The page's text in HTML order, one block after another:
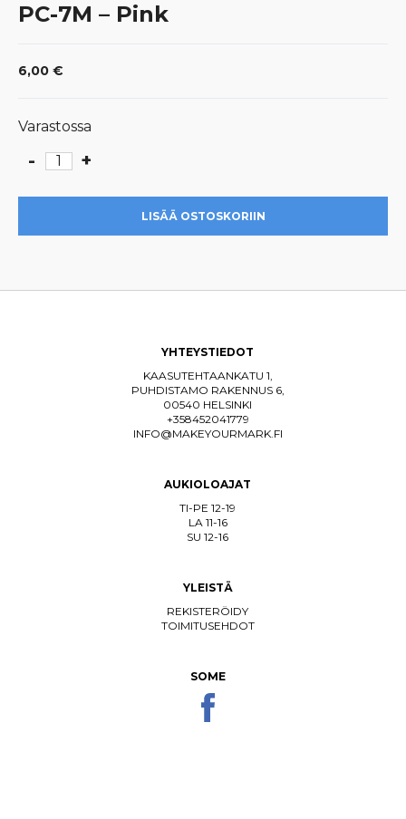
PC-7M – Pink
6,00 €
Varastossa
-
PC-
-
määrä
+
LISÄÄ OSTOSKORIIN
YHTEYSTIEDOT
KAASUTEHTAANKATU 1,
PUHDISTAMO RAKENNUS 6,
00540 HELSINKI
+358452041779
INFO@MAKEYOURMARK.FI
AUKIOLOAJAT
TI-PE 12-19
LA 11-16
SU 12-16
YLEISTÄ
REKISTERÖIDY
TOIMITUSEHDOT
SOME